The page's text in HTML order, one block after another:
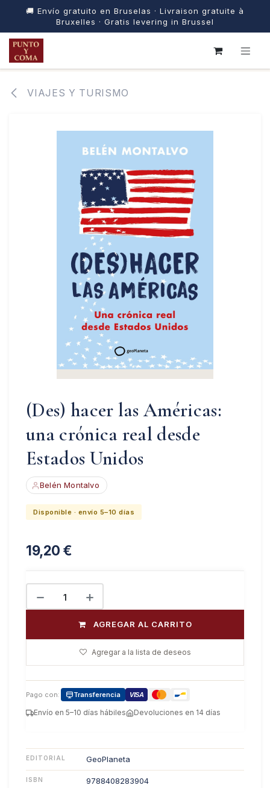
🚚 Envío gratuito en Bruselas · Livraison gratuite à
Bruxelles · Gratis levering in Brussel
IR AL CONTENIDO
VIAJES Y TURISMO
(Des) hacer las Américas:
una crónica real desde
Estados Unidos
Belén Montalvo
Disponible · envío 5–10 días
19,20 €
AGREGAR AL CARRITO
Agregar a la lista de deseos
Pago con: Transferencia VISA
Envío en 5–10 días hábiles Devoluciones en 14 días
EDITORIAL GeoPlaneta
ISBN 9788408283904